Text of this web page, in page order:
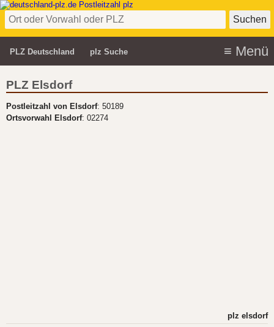
PLZ Deutschland plz Suche
PLZ Elsdorf
Postleitzahl von Elsdorf: 50189
Ortsvorwahl Elsdorf: 02274
plz elsdorf